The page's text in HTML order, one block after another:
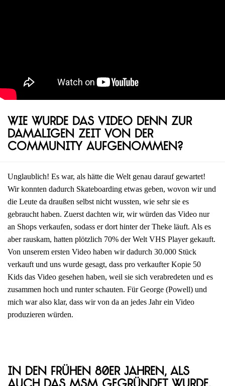
Wie wurde das Video denn zur
damaligen Zeit von der
Community aufgenommen?
Unglaublich! Es war, als hätte die Welt genau darauf gewartet!
Wir konnten dadurch Skateboarding etwas geben, wovon wir und
die Leute da draußen selbst nicht wussten, wie sehr sie es
gebraucht haben. Zuerst dachten wir, wir würden das Video nur
an Shops verkaufen, sodass er dort hinter der Theke läuft. Als es
aber rauskam, hatten plötzlich 70% der Welt VHS Player gekauft.
Von unserem ersten Video haben wir dadurch 30.000 Stück
verkauft und uns wurde gesagt, dass pro verkaufter Kopie 50
Kids das Video gesehen haben, weil sie sich verabredeten und es
zusammen hoch und runter schauten. Für George (Powell) und
mich war also klar, dass wir von da an jedes Jahr ein Video
produzieren würden.
In den frühen 80er Jahren, als